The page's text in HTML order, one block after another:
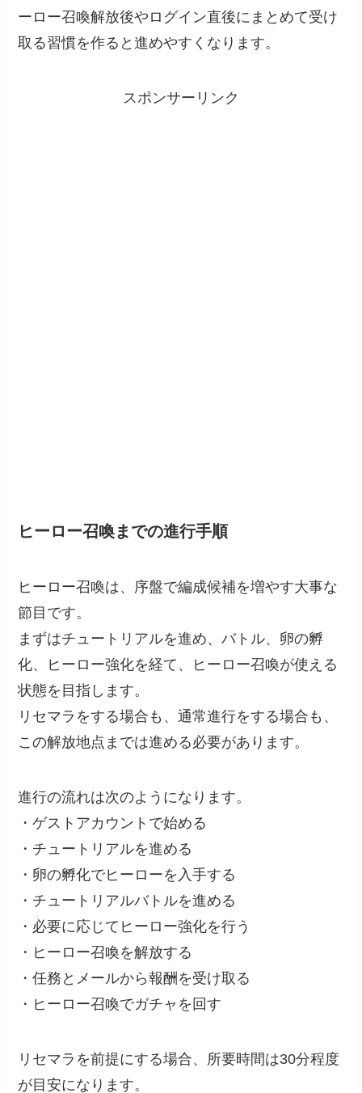
ーロー召喚解放後やログイン直後にまとめて受け
取る習慣を作ると進めやすくなります。
スポンサーリンク
ヒーロー召喚までの進行手順
ヒーロー召喚は、序盤で編成候補を増やす大事な
節目です。
まずはチュートリアルを進め、バトル、卵の孵
化、ヒーロー強化を経て、ヒーロー召喚が使える
状態を目指します。
リセマラをする場合も、通常進行をする場合も、
この解放地点までは進める必要があります。
進行の流れは次のようになります。
・ゲストアカウントで始める
・チュートリアルを進める
・卵の孵化でヒーローを入手する
・チュートリアルバトルを進める
・必要に応じてヒーロー強化を行う
・ヒーロー召喚を解放する
・任務とメールから報酬を受け取る
・ヒーロー召喚でガチャを回す
リセマラを前提にする場合、所要時間は30分程度
が目安になります。